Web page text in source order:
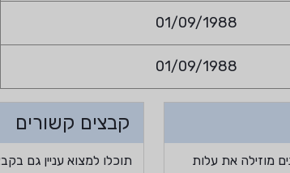
01/09/1988
01/09/1988
מוזילה את עלות
קבצים קשורים
תוכלו למצוא עניין גם